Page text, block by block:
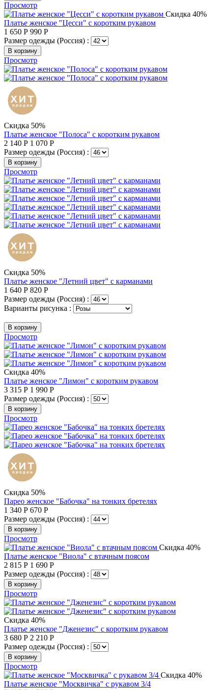
Просмотр
Скидка 40%
Платье женское "Цесси" с коротким рукавом
1 650 Р 990 Р
Размер одежды (Россия) :
В корзину
Просмотр
Скидка 50%
Платье женское "Полоса" с коротким рукавом
2 140 Р 1 070 Р
Размер одежды (Россия) :
В корзину
Просмотр
Скидка 50%
Платье женское "Летний цвет" с карманами
1 640 Р 820 Р
Размер одежды (Россия) :
Варианты рисунка :
В корзину
Просмотр
Скидка 40%
Платье женское "Лимон" с коротким рукавом
3 315 Р 1 990 Р
Размер одежды (Россия) :
В корзину
Просмотр
Скидка 50%
Парео женское "Бабочка" на тонких бретелях
1 340 Р 670 Р
Размер одежды (Россия) :
В корзину
Просмотр
Скидка 40%
Платье женское "Виола" с втачным поясом
2 815 Р 1 690 Р
Размер одежды (Россия) :
В корзину
Просмотр
Скидка 40%
Платье женское "Дженезис" с коротким рукавом
3 680 Р 2 210 Р
Размер одежды (Россия) :
В корзину
Просмотр
Скидка 40%
Платье женское "Москвичка" с рукавом 3/4